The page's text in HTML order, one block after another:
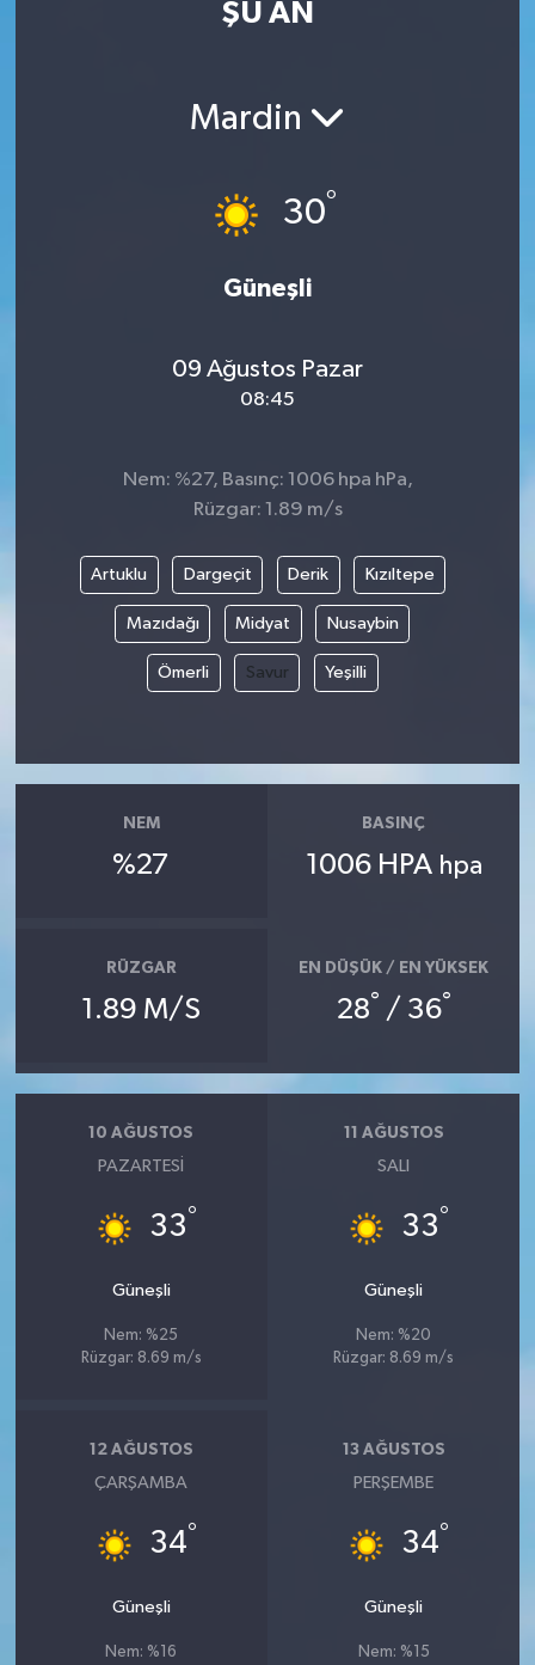
ŞU AN
Mardin
30°
Güneşli
09 Ağustos Pazar
08:45
Nem: %27, Basınç: 1006 hpa hPa,
Rüzgar: 1.89 m/s
Artuklu Dargeçit Derik Kızıltepe
Mazıdağı Midyat Nusaybin
Ömerli Savur Yeşilli
NEM
%27
BASINÇ
1006 HPA hpa
RÜZGAR
1.89 M/S
EN DÜŞÜK / EN YÜKSEK
28° / 36°
10 AĞUSTOS
PAZARTESI
33°
Güneşli
Nem: %25
Rüzgar: 8.69 m/s
11 AĞUSTOS
SALI
33°
Güneşli
Nem: %20
Rüzgar: 8.69 m/s
12 AĞUSTOS
ÇARŞAMBA
34°
Güneşli
Nem: %16
13 AĞUSTOS
PERŞEMBE
34°
Güneşli
Nem: %15